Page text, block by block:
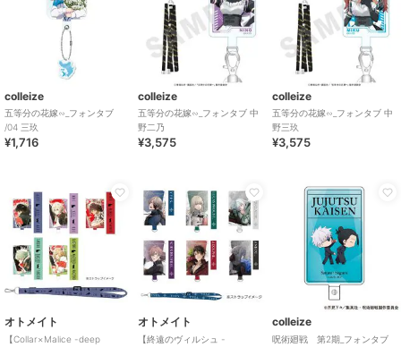
colleize
五等分の花嫁∽_フォンタブ
/04 三玖
¥1,716
colleize
五等分の花嫁∽_フォンタブ 中
野二乃
¥3,575
colleize
五等分の花嫁∽_フォンタブ 中
野三玖
¥3,575
オトメイト
【Collar×Malice -deep
オトメイト
【終遠のヴィルシュ -
colleize
呪術廻戦 第2期_フォンタブ